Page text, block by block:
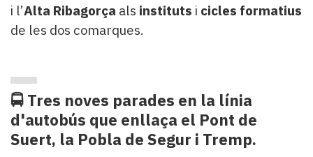
i l’Alta Ribagorça als instituts i cicles formatius
de les dos comarques.
🚍 Tres noves parades en la línia
d'autobús que enllaça el Pont de
Suert, la Pobla de Segur i Tremp.